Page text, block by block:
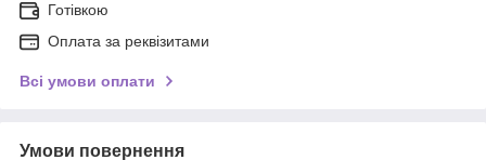
Готівкою
Оплата за реквізитами
Всі умови оплати
Умови повернення